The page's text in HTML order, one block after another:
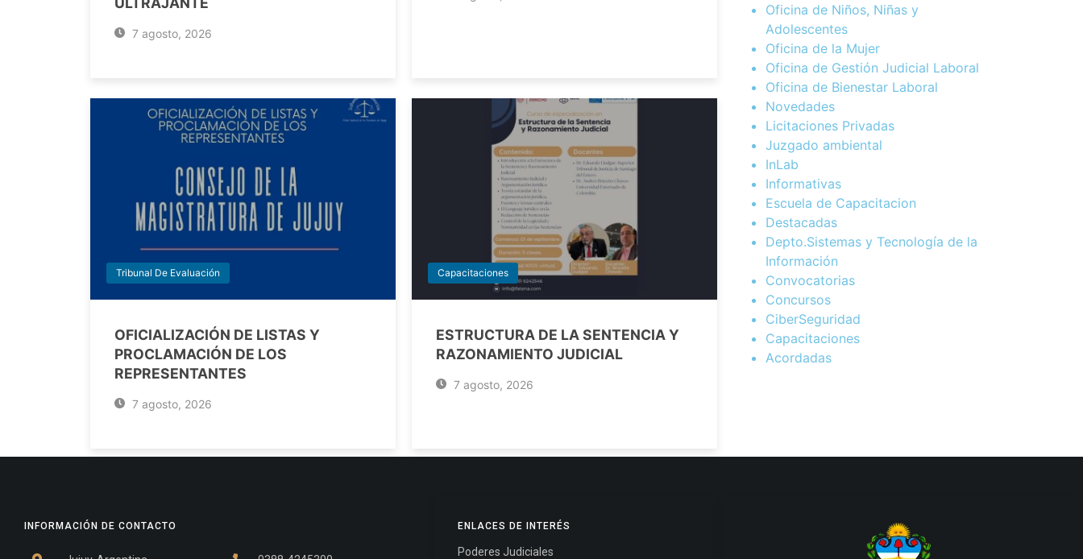
7 agosto, 2026
Tribunal De Evaluación
OFICIALIZACIÓN DE LISTAS Y
PROCLAMACIÓN DE LOS
REPRESENTANTES
7 agosto, 2026
Capacitaciones
ESTRUCTURA DE LA SENTENCIA Y
RAZONAMIENTO JUDICIAL
7 agosto, 2026
Oficina de Niños, Niñas y
Adolescentes
Oficina de la Mujer
Oficina de Gestión Judicial Laboral
Oficina de Bienestar Laboral
Novedades
Licitaciones Privadas
Juzgado ambiental
InLab
Informativas
Escuela de Capacitacion
Destacadas
Depto.Sistemas y Tecnología de la
Información
Convocatorias
Concursos
CiberSeguridad
Capacitaciones
Acordadas
INFORMACIÓN DE CONTACTO ENLACES DE INTERÉS
Poderes Judiciales